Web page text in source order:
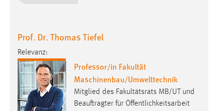
Prof. Dr. Thomas Tiefel
Relevanz:
Professor/in Fakultät
Maschinenbau/Umwelttechnik
Mitglied des Fakultätsrats MB/UT und
Beauftragter für Öffentlichkeitsarbeit